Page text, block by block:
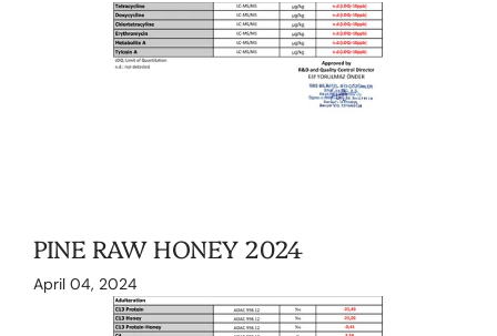
PINE RAW HONEY 2024
April 04, 2024